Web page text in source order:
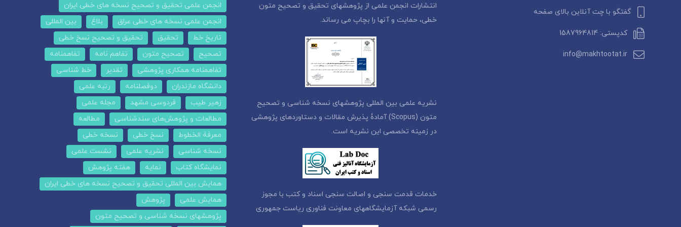
گفتگو با چت آنلاین بالای صفحه
کدپستی: 1587964814
info@makhtootat.ir
انتشارات انجمن علمی از پژوهشهای تحقیق و تصحیح متون
خطی، حمایت و آنها را بچاپ می رساند.
نشریه علمی بین المللی پژوهشهای نسخه شناسی و تصحیح
متون (Scopus) آمادۀ پذیرش مقالات و دستاوردهای پژوهشی
در زمینه تخصصی این نشریه است.
خدمات قدمت سنجی و اصالت سنجی اسناد و کتب با مجوز
رسمی شبکه آزمایشگاههای معاونت فناوری ریاست جمهوری
انجمن علمی تحقیق و تصحیح نسخه های خطی ایران
انجمن علمی نسخه های خطی عراق
بلاغ
بین المللی
تاریخ خط
تحقیق
تحقیق و تصحیح نسخ خطی
تصحیح
تصحیح متون تفاهم نامه
تفاهمنامه
تفاهمنامه همکاری پژوهشی
تقدیر
خط شناسی
دانشگاه مازندران
دوفصلنامه
رتبه علمی
زهیر طیب
فردوسی مشهد
مجله علمی
مطالعات و پژوهش‌های سندشناسی
مطالعه
معرفة الخطوط
نسخ خطی
نسخه خطی
نسخه شناسی
نشریه علمی
نشست علمی
نمایشگاه کتاب
نمایه
هفته پژوهش
همایش بین المللی تحقیق و تصحیح نسخه های خطی ایران
همایش علمی
پژوهش
پژوهشهای نسخه شناسی و تصحیح متون